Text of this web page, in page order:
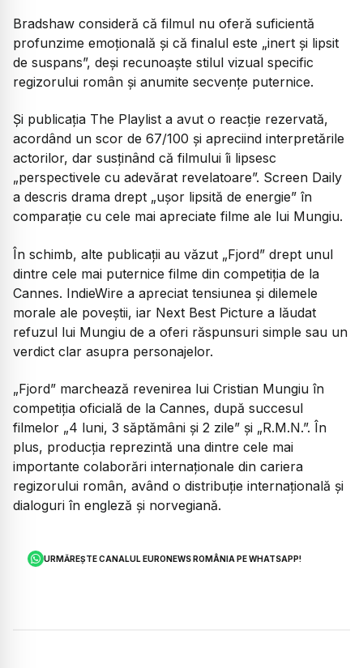
Bradshaw consideră că filmul nu oferă suficientă
profunzime emoțională și că finalul este „inert și lipsit
de suspans”, deși recunoaște stilul vizual specific
regizorului român și anumite secvențe puternice.
Și publicația The Playlist a avut o reacție rezervată,
acordând un scor de 67/100 și apreciind interpretările
actorilor, dar susținând că filmului îi lipsesc
„perspectivele cu adevărat revelatoare”. Screen Daily
a descris drama drept „ușor lipsită de energie” în
comparație cu cele mai apreciate filme ale lui Mungiu.
În schimb, alte publicații au văzut „Fjord” drept unul
dintre cele mai puternice filme din competiția de la
Cannes. IndieWire a apreciat tensiunea și dilemele
morale ale poveștii, iar Next Best Picture a lăudat
refuzul lui Mungiu de a oferi răspunsuri simple sau un
verdict clar asupra personajelor.
„Fjord” marchează revenirea lui Cristian Mungiu în
competiția oficială de la Cannes, după succesul
filmelor „4 luni, 3 săptămâni și 2 zile” și „R.M.N.”. În
plus, producția reprezintă una dintre cele mai
importante colaborări internaționale din cariera
regizorului român, având o distribuție internațională și
dialoguri în engleză și norvegiană.
URMĂREȘTE CANALUL EURONEWS ROMÂNIA PE WHATSAPP!